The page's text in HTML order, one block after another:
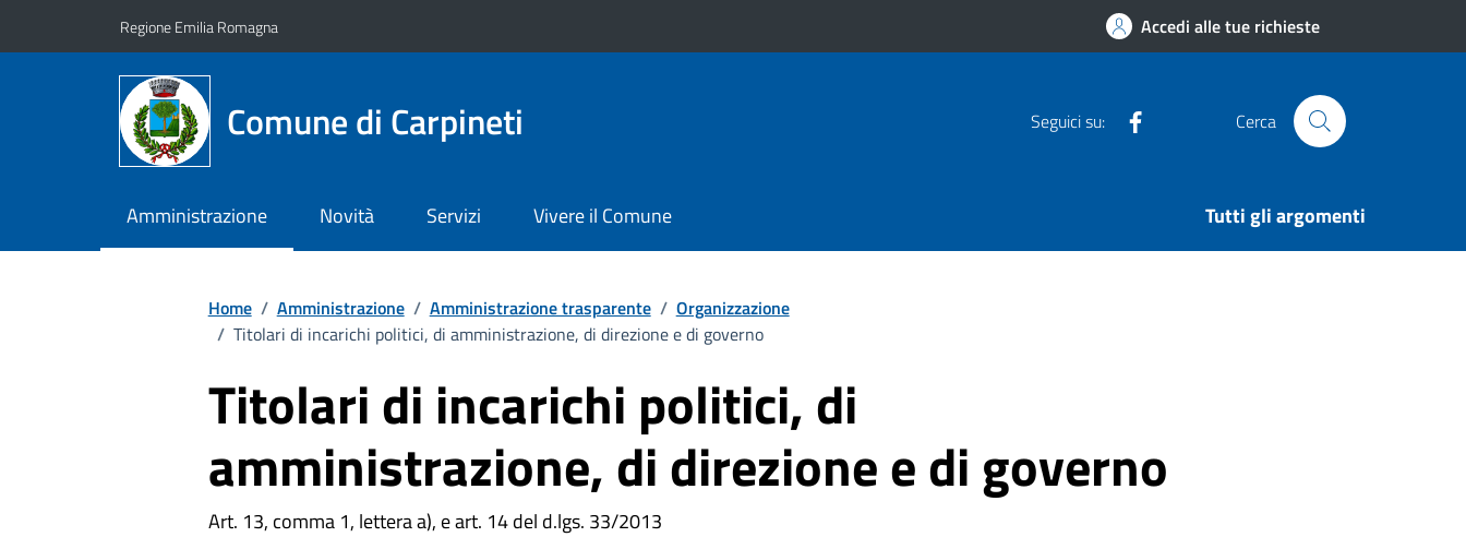
Regione Emilia Romagna Accedi alle tue richieste
Comune di Carpineti Seguici su: Cerca
Amministrazione Novità Servizi Vivere il Comune Tutti gli argomenti
Home / Amministrazione / Amministrazione trasparente / Organizzazione
/ Titolari di incarichi politici, di amministrazione, di direzione e di governo
Titolari di incarichi politici, di
amministrazione, di direzione e di governo
Art. 13, comma 1, lettera a), e art. 14 del d.lgs. 33/2013